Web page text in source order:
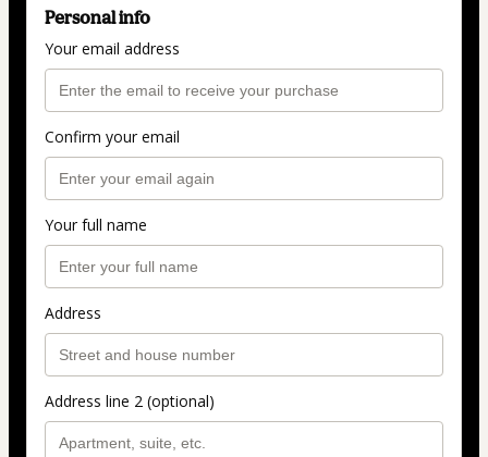
Personal info
Your email address
Confirm your email
Your full name
Address
Address line 2 (optional)